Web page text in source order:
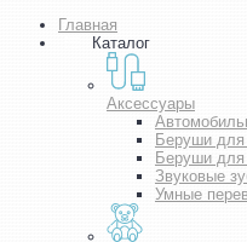
Главная
Каталог
Аксессуары
Беруши для
Беруши для
Звуковые
Умные